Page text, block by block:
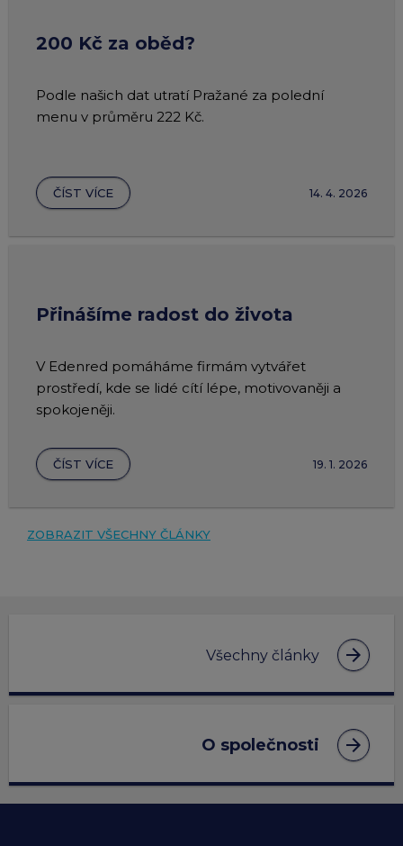
200 Kč za oběd?
Podle našich dat utratí Pražané za polední
menu v průměru 222 Kč.
ČÍST VÍCE 14. 4. 2026
Přinášíme radost do života
V Edenred pomáháme firmám vytvářet
prostředí, kde se lidé cítí lépe, motivovaněji a
spokojeněji.
ČÍST VÍCE 19. 1. 2026
ZOBRAZIT VŠECHNY ČLÁNKY
Všechny články arrow_forward
O společnosti arrow_forward